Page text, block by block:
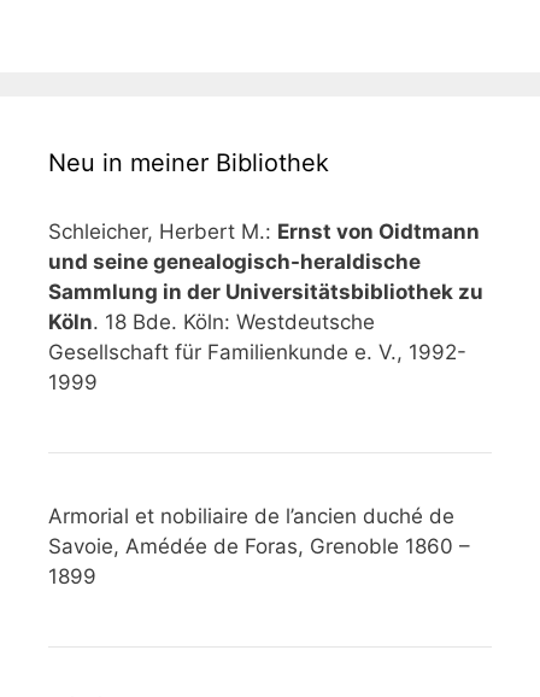
Neu in meiner Bibliothek
Schleicher, Herbert M.: Ernst von Oidtmann
und seine genealogisch-heraldische
Sammlung in der Universitätsbibliothek zu
Köln. 18 Bde. Köln: Westdeutsche
Gesellschaft für Familienkunde e. V., 1992-
1999
Armorial et nobiliaire de l’ancien duché de
Savoie, Amédée de Foras, Grenoble 1860 –
1899